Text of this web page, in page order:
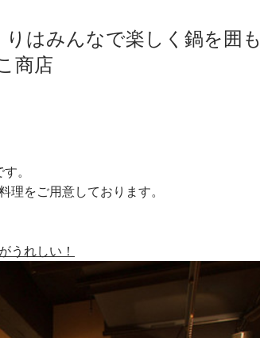
りはみんなで楽しく鍋を囲も
商店
。
理をご用意しております。
うれしい！